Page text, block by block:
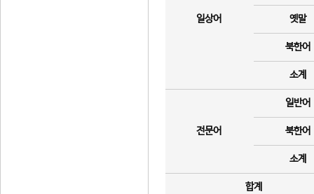
일상어 옛말
북한어
소계
전문어
일반어
북한어
소계
합계